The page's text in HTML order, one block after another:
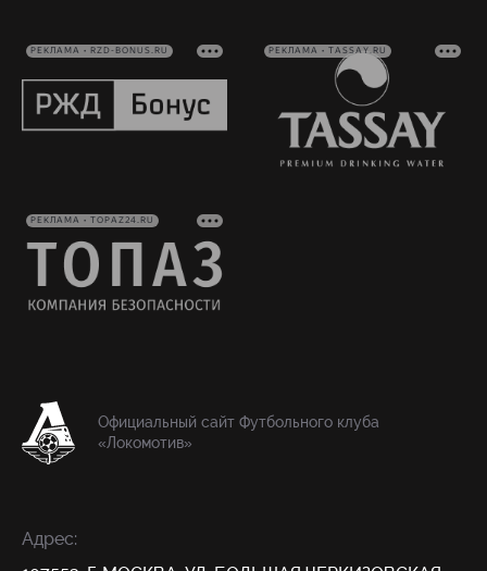
РЕКЛАМА • RZD-BONUS.RU РЕКЛАМА • TASSAY.RU
РЕКЛАМА • TOPAZ24.RU
Официальный сайт Футбольного клуба
«Локомотив»
Адрес: